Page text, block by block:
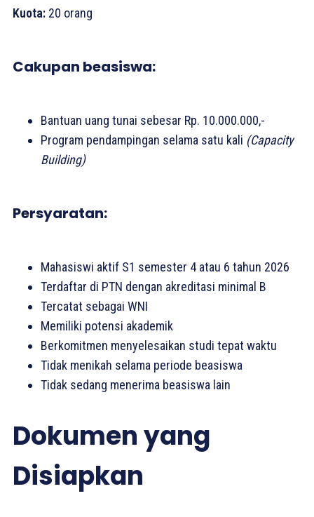
Kuota: 20 orang
Cakupan beasiswa:
Bantuan uang tunai sebesar Rp. 10.000.000,-
Program pendampingan selama satu kali (Capacity
Building)
Persyaratan:
Mahasiswi aktif S1 semester 4 atau 6 tahun 2026
Terdaftar di PTN dengan akreditasi minimal B
Tercatat sebagai WNI
Memiliki potensi akademik
Berkomitmen menyelesaikan studi tepat waktu
Tidak menikah selama periode beasiswa
Tidak sedang menerima beasiswa lain
Dokumen yang
Disiapkan